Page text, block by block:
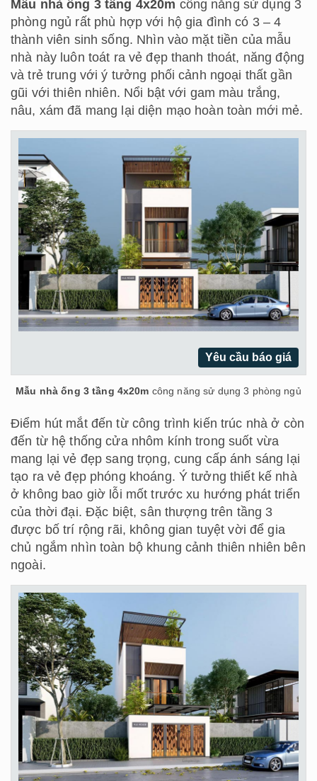
Mẫu nhà ống 3 tầng 4x20m công năng sử dụng 3
phòng ngủ rất phù hợp với hộ gia đình có 3 – 4
thành viên sinh sống. Nhìn vào mặt tiền của mẫu
nhà này luôn toát ra vẻ đẹp thanh thoát, năng động
và trẻ trung với ý tưởng phối cảnh ngoại thất gần
gũi với thiên nhiên. Nổi bật với gam màu trắng,
nâu, xám đã mang lại diện mạo hoàn toàn mới mẻ.
Yêu cầu báo giá
Mẫu nhà ống 3 tầng 4x20m công năng sử dụng 3 phòng ngủ
Điểm hút mắt đến từ công trình kiến trúc nhà ở còn
đến từ hệ thống cửa nhôm kính trong suốt vừa
mang lại vẻ đẹp sang trọng, cung cấp ánh sáng lại
tạo ra vẻ đẹp phóng khoáng. Ý tưởng thiết kế nhà
ở không bao giờ lỗi mốt trước xu hướng phát triển
của thời đại. Đặc biệt, sân thượng trên tầng 3
được bố trí rộng rãi, không gian tuyệt vời để gia
chủ ngắm nhìn toàn bộ khung cảnh thiên nhiên bên
ngoài.